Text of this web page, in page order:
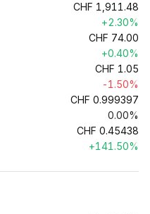
CHF 1,911.48
+2.30%
CHF 74.00
+0.40%
CHF 1.05
-1.50%
CHF 0.999397
0.00%
CHF 0.45438
+141.50%